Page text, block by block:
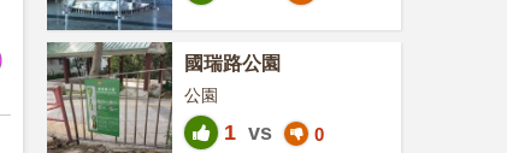
國瑞路公園
公園
1 vs 0